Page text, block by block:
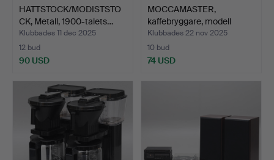
HATTSTOCK/MODISTSTO
CK, Metall, 1900-talets…
Klubbades 11 dec 2025
12 bud
90 USD
MOCCAMASTER,
kaffebryggare, modell
Homelin…
Klubbades 22 nov 2025
10 bud
74 USD